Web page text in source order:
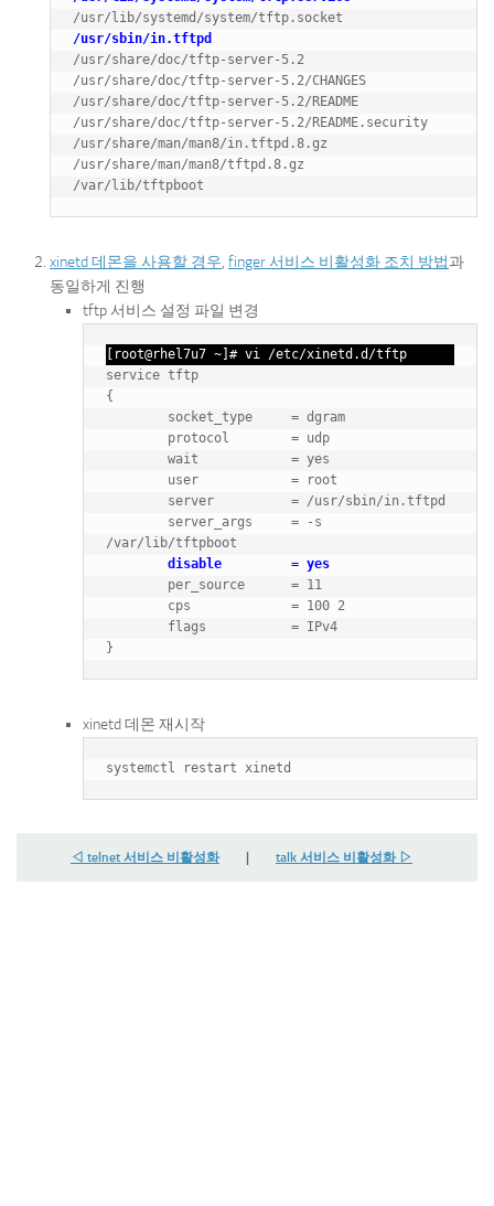
/usr/sbin/in.tftpd
/usr/share/doc/tftp-server-5.2
/usr/share/doc/tftp-server-5.2/CHANGES
/usr/share/doc/tftp-server-5.2/README
/usr/share/doc/tftp-server-5.2/README.security
/usr/share/man/man8/in.tftpd.8.gz
/usr/share/man/man8/tftpd.8.gz
xinetd 데몬을 사용할 경우, finger 서비스 비활성화 조치 방법과
동일하게 진행
tftp 서비스 설정 파일 변경
[root@rhel7u7 ~]# vi /etc/xinetd.d/tftp
service tftp
{
/var/lib/tftpboot
disable         = yes
xinetd 데몬 재시작
◁ telnet 서비스 비활성화 | talk 서비스 비활성화 ▷